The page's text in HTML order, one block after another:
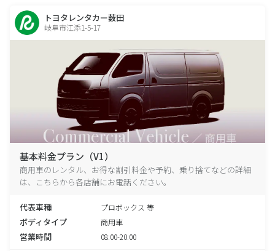
トヨタレンタカー薮田
岐阜市江添1-5-17
基本料金プラン（V1）
商用車のレンタル、お得な割引料金や予約、乗り捨てなどの詳細
は、こちらから各店舗にお電話ください。
代表車種 プロボックス 等
ボディタイプ 商用車
営業時間 08:00-20:00